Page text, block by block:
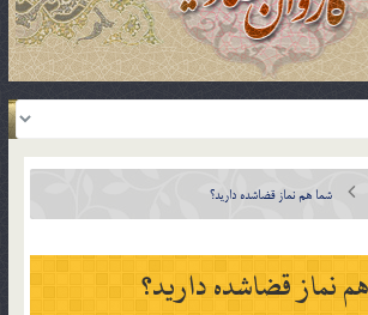
شما هم نماز قضاشده دارید؟
نماز قضاشده دارید؟